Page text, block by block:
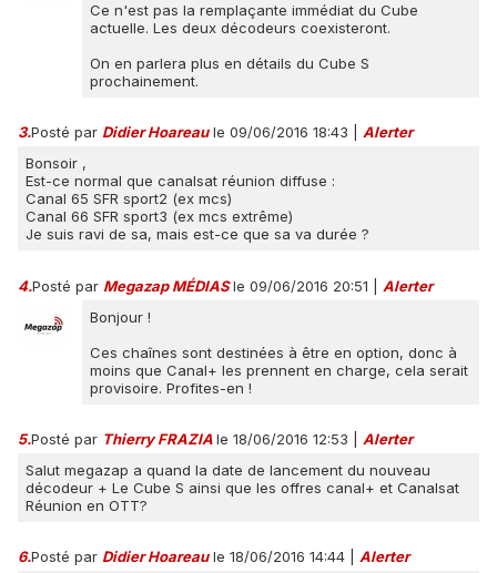
Ce n'est pas la remplaçante immédiat du Cube
actuelle. Les deux décodeurs coexisteront.
On en parlera plus en détails du Cube S
prochainement.
3.Posté par Didier Hoareau le 09/06/2016 18:43
Alerter
Bonsoir ,
Est-ce normal que canalsat réunion diffuse :
Canal 65 SFR sport2 (ex mcs)
Canal 66 SFR sport3 (ex mcs extrême)
Je suis ravi de sa, mais est-ce que sa va durée ?
4.Posté par Megazap MÉDIASle 09/06/2016 20:51
Alerter
Bonjour !
Ces chaînes sont destinées à être en option, donc à
moins que Canal+ les prennent en charge, cela serait
provisoire. Profites-en !
5.Posté par Thierry FRAZIAle 18/06/2016 12:53
Alerter
Salut megazap a quand la date de lancement du nouveau
décodeur + Le Cube S ainsi que les offres canal+ et Canalsat
Réunion en OTT?
6.Posté par Didier Hoareau le 18/06/2016 14:44 Alerter